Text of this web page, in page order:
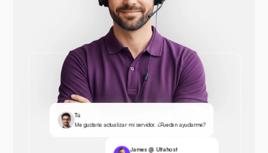
Tú
Me gustaría actualizar mi servidor. ¿Pueden ayudarme?
James @ Ultahost